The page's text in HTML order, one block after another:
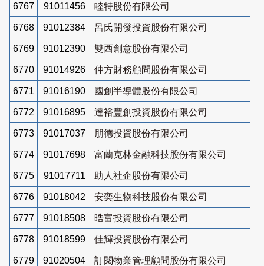
6767 91011456 睦特股份有限公司
6768 91012384 呂氏開發投資股份有限公司
6769 91012390 雙西創意股份有限公司
6770 91014926 仲方財務顧問股份有限公司
6771 91016190 國創半導體股份有限公司
6772 91016895 達裕豐創投資股份有限公司
6773 91017037 朋德投資股份有限公司
6774 91017698 富蘭克林金融科技股份有限公司
6775 91017711 助人社企股份有限公司
6776 91018042 安奕生物科技股份有限公司
6777 91018508 晧富投資股份有限公司
6778 91018599 佳輝投資股份有限公司
6779 91020504 訂閱物業管理顧問股份有限公司